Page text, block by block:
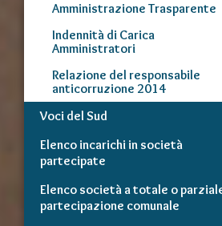
Amministrazione Trasparente
Indennità di Carica
Amministratori
Relazione del responsabile
anticorruzione 2014
Voci del Sud
Elenco incarichi in società
partecipate
Elenco società a totale o
partecipazione comunale